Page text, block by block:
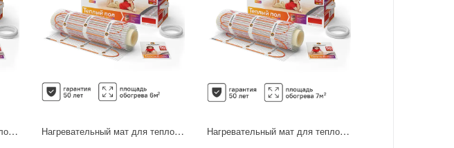
Нагревательный мат для теплого пола Теплолюкс Tropix 5 м2 800 Вт Нагревательный мат для теплого пола Теплолюкс Tropix 6 м2 960 Вт Нагревательный мат для теплого пола Теплолюкс Tropix 7 м2 1120 Вт